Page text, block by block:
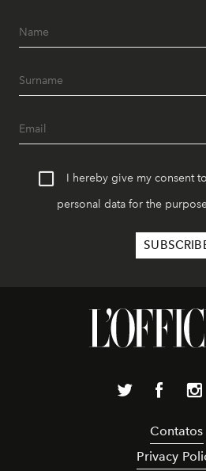
I hereby give my consent
personal data for the
Contatos
Privacy